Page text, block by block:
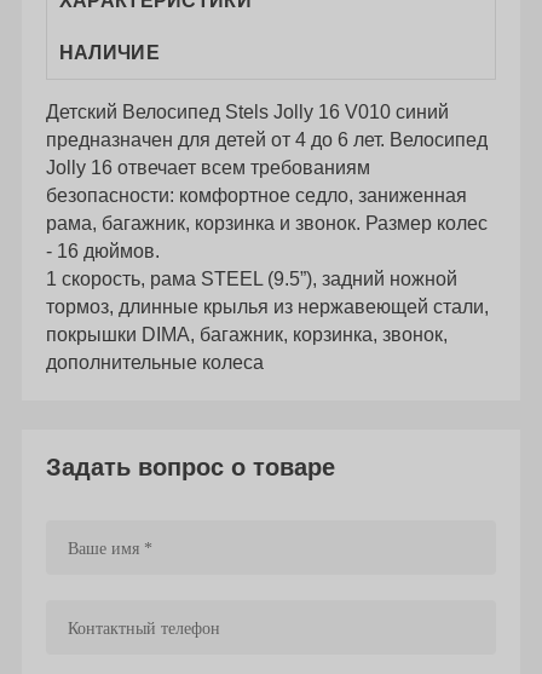
НАЛИЧИЕ
Детский Велосипед Stels Jolly 16 V010 синий
предназначен для детей от 4 до 6 лет. Велосипед
Jolly 16 отвечает всем требованиям
безопасности: комфортное седло, заниженная
рама, багажник, корзинка и звонок. Размер колес
- 16 дюймов.
1 скорость, рама STEEL (9.5”), задний ножной
тормоз, длинные крылья из нержавеющей стали,
покрышки DIMA, багажник, корзинка, звонок,
дополнительные колеса
Задать вопрос о товаре